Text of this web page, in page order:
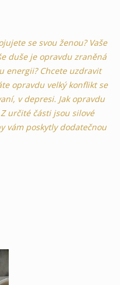
se svou ženou? Vaše
duše je opravdu zraněná
energii? Chcete uzdravit
opravdu velký konflikt se
v depresi. Jak opravdu
určité části jsou silové
vám poskytly dodatečnou